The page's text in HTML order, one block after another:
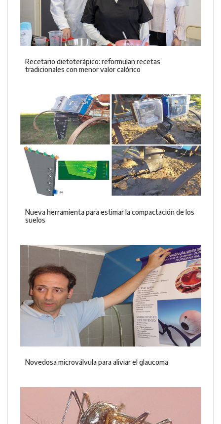
Recetario dietoterápico: reformulan recetas
tradicionales con menor valor calórico
Nueva herramienta para estimar la compactación de los
suelos
Novedosa microválvula para aliviar el glaucoma